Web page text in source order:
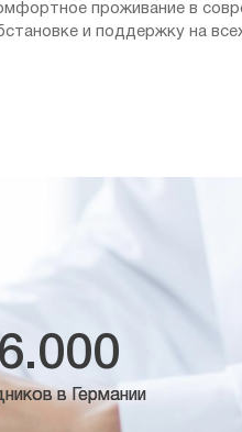
проживание в
и поддержку на
в Германии